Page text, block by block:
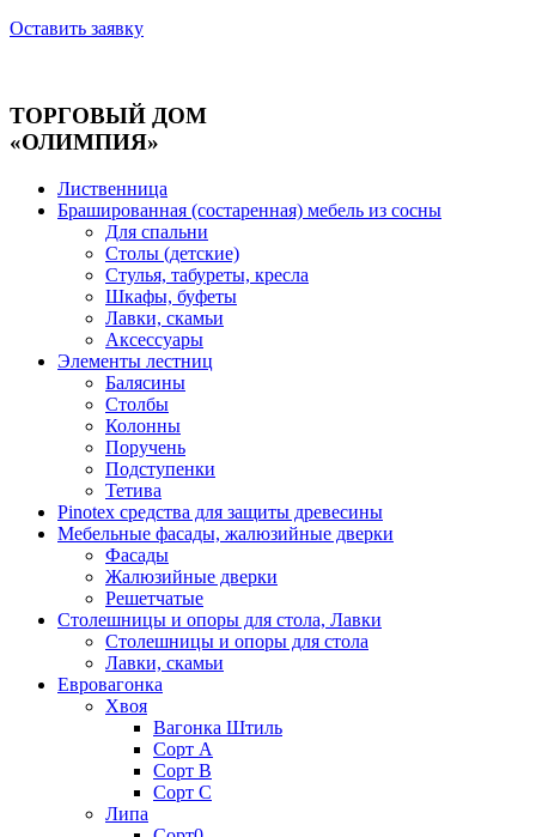
Оставить заявку
ТОРГОВЫЙ ДОМ
«ОЛИМПИЯ»
Лиственница
Брашированная (состаренная) мебель из сосны
Для спальни
Столы (детские)
Стулья, табуреты, кресла
Шкафы, буфеты
Лавки, скамьи
Аксессуары
Элементы лестниц
Балясины
Столбы
Колонны
Поручень
Подступенки
Тетива
Pinotex средства для защиты древесины
Мебельные фасады, жалюзийные дверки
Фасады
Жалюзийные дверки
Решетчатые
Столешницы и опоры для стола, Лавки
Столешницы и опоры для стола
Лавки, скамьи
Евровагонка
Хвоя
Вагонка Штиль
Сорт А
Сорт В
Сорт С
Липа